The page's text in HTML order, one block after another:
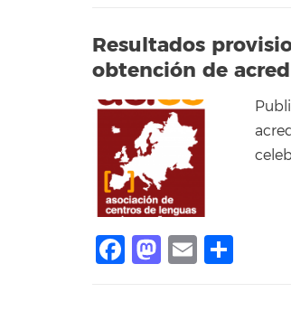
Resultados
obtención de
Facebook
Mastodon
Email